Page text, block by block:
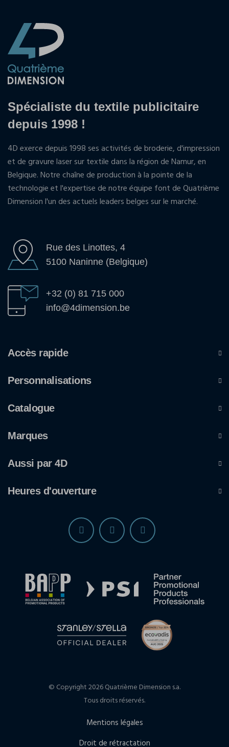
Spécialiste du textile publicitaire
depuis 1998 !
4D exerce depuis 1998 ses activités de broderie, d'impression
et de gravure laser sur textile dans la région de Namur, en
Belgique. Notre chaîne de production à la pointe de la
technologie et l'expertise de notre équipe font de Quatrième
Dimension l'un des actuels leaders belges sur le marché.
Rue des Linottes, 4
5100 Naninne (Belgique)
+32 (0) 81 715 000
info@4dimension.be
Accès rapide
Personnalisations
Catalogue
Marques
Aussi par 4D
Heures d'ouverture
© Copyright 2026 Quatrième Dimension s.a.
Tous droits réservés.
Mentions légales
Droit de rétractation